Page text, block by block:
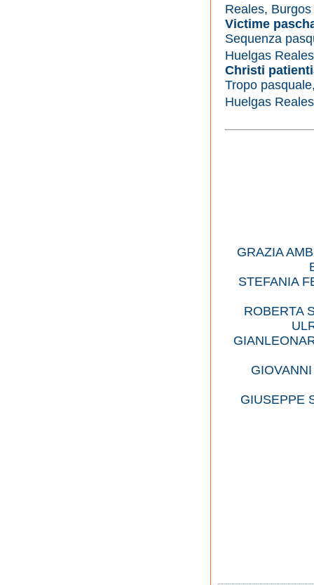
Reales,
Victime
Sequenza
Huelgas
Christi
Tropo
Huelgas
GRAZIA
STEFANIA
ROBERTA
GIUSEPPE